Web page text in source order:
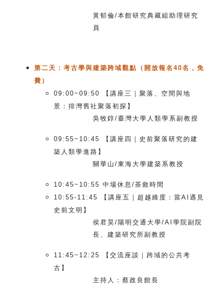
黃郁倫/本館研究典藏組助理研究
員
第二天：考古學與建築跨域觀點（開放報名40名，免
費）
09:00~09:50
【講座三｜聚落、空間與地
景：排灣舊社聚落初探】
吳牧錞/臺灣大學人類學系副教授
09:55~10:45
【講座四｜史前聚落研究的建
築人類學進路】
關華山/東海大學建築系教授
10:45~10:55 中場休息/茶敘時間
10:55-11:45
【講座五｜超越維度：當AI遇見
史前文明】
侯君昊/陽明交通大學/AI學院副院
長、建築研究所副教授
11:45~12:25
【交流座談｜跨域的公共考
古】
主持人：蔡政良館長